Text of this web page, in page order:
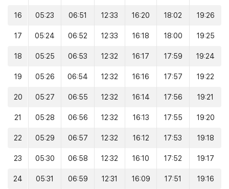
16 05:23 06:51 12:33 16:20 18:02 19:26
17 05:24 06:52 12:33 16:18 18:00 19:25
18 05:25 06:53 12:32 16:17 17:59 19:24
19 05:26 06:54 12:32 16:16 17:57 19:22
20 05:27 06:55 12:32 16:14 17:56 19:21
21 05:28 06:56 12:32 16:13 17:55 19:20
22 05:29 06:57 12:32 16:12 17:53 19:18
23 05:30 06:58 12:32 16:10 17:52 19:17
24 05:31 06:59 12:31 16:09 17:51 19:16